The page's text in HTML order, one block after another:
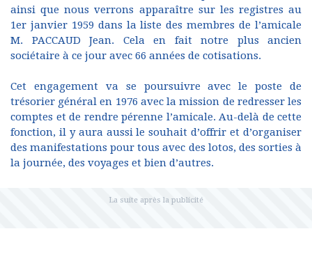
ainsi que nous verrons apparaître sur les registres au
1er janvier 1959 dans la liste des membres de l’amicale
M. PACCAUD Jean. Cela en fait notre plus ancien
sociétaire à ce jour avec 66 années de cotisations.
Cet engagement va se poursuivre avec le poste de
trésorier général en 1976 avec la mission de redresser les
comptes et de rendre pérenne l’amicale. Au-delà de cette
fonction, il y aura aussi le souhait d’offrir et d’organiser
des manifestations pour tous avec des lotos, des sorties à
la journée, des voyages et bien d’autres.